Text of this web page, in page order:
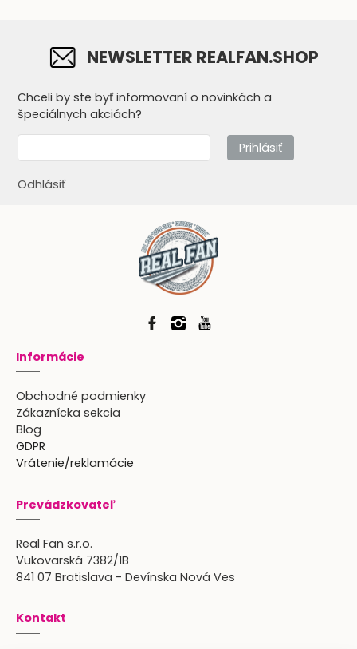
NEWSLETTER REALFAN.SHOP
Chceli by ste byť informovaní o novinkách a
špeciálnych akciách?
Prihlásiť
Odhlásiť
Informácie
Obchodné podmienky
Zákaznícka sekcia
Blog
GDPR
Vrátenie/reklamácie
Prevádzkovateľ
Real Fan s.r.o.
Vukovarská 7382/1B
841 07 Bratislava - Devínska Nová Ves
Kontakt